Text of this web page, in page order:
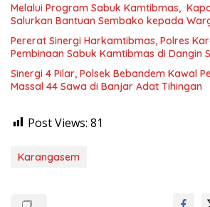
Melalui Program Sabuk Kamtibmas,
Salurkan Bantuan Sembako kepada
Pererat Sinergi Harkamtibmas, Polres
Pembinaan Sabuk Kamtibmas di Dangin
Sinergi 4 Pilar, Polsek Bebandem Kawal
Massal 44 Sawa di Banjar Adat Tihingan
Post Views: 81
Karangasem